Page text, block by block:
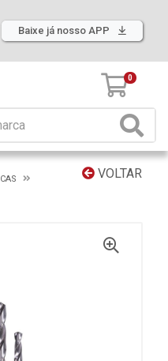
Baixe já nosso APP
0
VOLTAR